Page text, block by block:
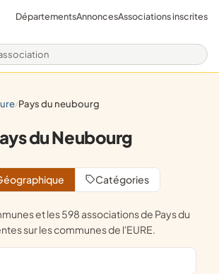
association
DépartementsAnnoncesAssociations inscrites
eure/ pays du neubourg
du Neubourg
Catégories
sur les communes de l'EURE.